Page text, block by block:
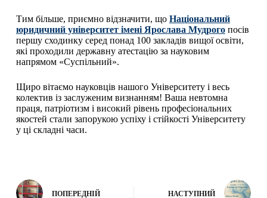
Тим більше, приємно відзначити, що Національний
юридичний університет імені Ярослава Мудрогопосів
першу сходинку серед понад 100 закладів вищої освіти,
які проходили державну атестацію за науковим
напрямом «Суспільний».
Щиро вітаємо науковців нашого Університету і весь
колектив із заслуженим визнанням! Ваша невтомна
праця, патріотизм і високий рівень професіональних
якостей стали запорукою успіху і стійкості Університету
у ці складні часи.
ПОПЕРЕДНІЙ НАСТУПНИЙ